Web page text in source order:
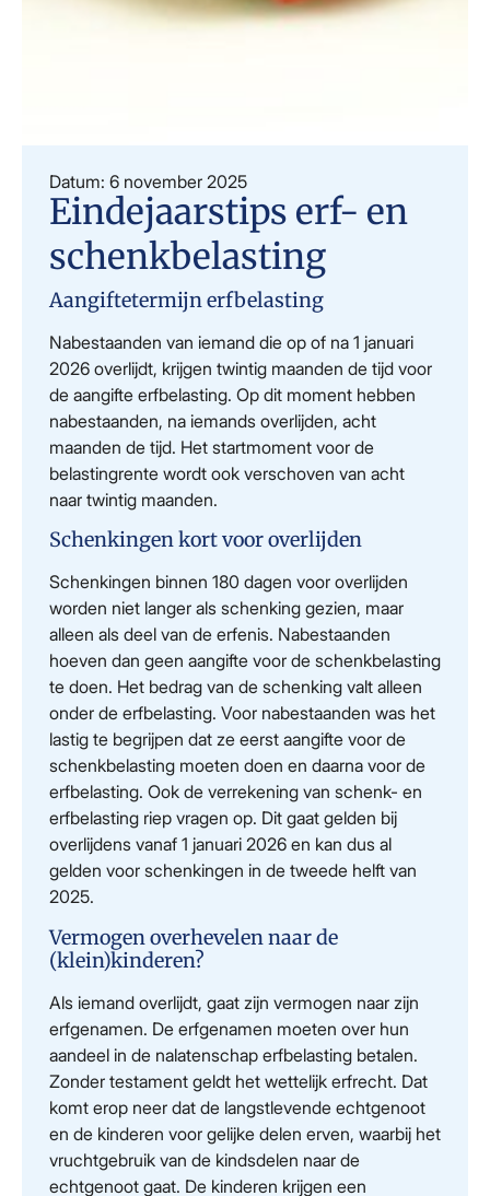
Datum: 6 november 2025
Eindejaarstips erf- en
schenkbelasting
Aangiftetermijn erfbelasting
Nabestaanden van iemand die op of na 1 januari
2026 overlijdt, krijgen twintig maanden de tijd voor
de aangifte erfbelasting. Op dit moment hebben
nabestaanden, na iemands overlijden, acht
maanden de tijd. Het startmoment voor de
belastingrente wordt ook verschoven van acht
naar twintig maanden.
Schenkingen kort voor overlijden
Schenkingen binnen 180 dagen voor overlijden
worden niet langer als schenking gezien, maar
alleen als deel van de erfenis. Nabestaanden
hoeven dan geen aangifte voor de schenkbelasting
te doen. Het bedrag van de schenking valt alleen
onder de erfbelasting. Voor nabestaanden was het
lastig te begrijpen dat ze eerst aangifte voor de
schenkbelasting moeten doen en daarna voor de
erfbelasting. Ook de verrekening van schenk- en
erfbelasting riep vragen op. Dit gaat gelden bij
overlijdens vanaf 1 januari 2026 en kan dus al
gelden voor schenkingen in de tweede helft van
2025.
Vermogen overhevelen naar de
(klein)kinderen?
Als iemand overlijdt, gaat zijn vermogen naar zijn
erfgenamen. De erfgenamen moeten over hun
aandeel in de nalatenschap erfbelasting betalen.
Zonder testament geldt het wettelijk erfrecht. Dat
komt erop neer dat de langstlevende echtgenoot
en de kinderen voor gelijke delen erven, waarbij het
vruchtgebruik van de kindsdelen naar de
echtgenoot gaat. De kinderen krijgen een